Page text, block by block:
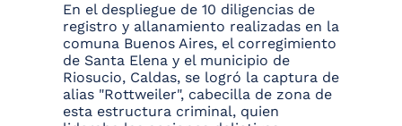
En el despliegue de 10 diligencias de
registro y allanamiento realizadas en la
comuna Buenos Aires, el corregimiento
de Santa Elena y el municipio de
Riosucio, Caldas, se logró la captura de
alias "Rottweiler", cabecilla de zona de
esta estructura criminal, quien